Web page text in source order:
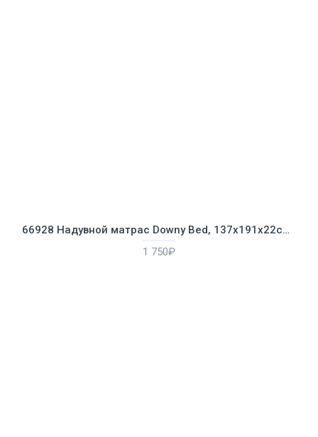
66928 Надувной матрас Downy Bed, 137х191х22см, со встроенным ножным насосом
1 750₽